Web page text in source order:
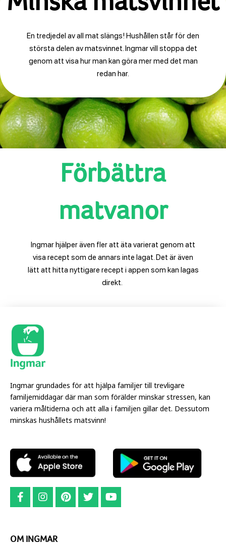
En tredjedel av all mat slängs! Hushållen står för den
största delen av matsvinnet. Ingmar vill stoppa det
genom att visa hur man kan göra mer med det man
redan har.
Förbättra
matvanor
Ingmar hjälper även fler att äta varierat genom att
visa recept som de annars inte lagat. Det är även
lätt att hitta nyttigare recept i appen som kan lagas
direkt.
Ingmar grundades för att hjälpa familjer till trevligare
familjemiddagar där man som förälder minskar stressen, kan
variera måltiderna och att alla i familjen gillar det. Dessutom
minskas hushållets matsvinn!
OM INGMAR